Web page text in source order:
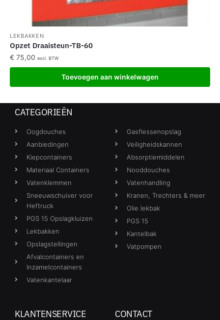
LEKBAKKEN
Opzet Draaisteun-TB-60
€ 75,00 excl. BTW
Toevoegen aan winkelwagen
CATEGORIEËN
Oogdouches
Aanbiedingen
Kiepcontainers
Materiaal Containers
Vatenklemmen
Sneeuwschuiver voor
Heftruck
PGS 15 Opslagkluizen
Lekbakken
Opslagstellingen
Afvalcontainers en
Inzamelcontainers
Vatenkantelaar
Gasflessenopslag
Veiligheidskannen
Absorptiemiddelen
Nooddouches
Vatenhandling
Kranen, Trechters & meer
Olie lekbak
PGS 15
Kantelbak
Vatpompen
KLANTENSERVICE CONTACT